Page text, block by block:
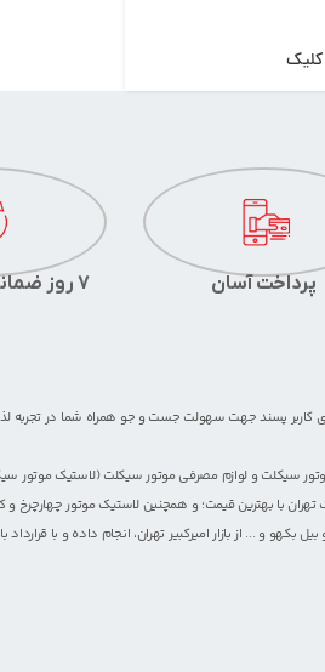
7 روز ضمانت بازگشت کالا پرداخت آسان
کاربر پسند جهت سهولت جست و جو همراه شما در تجربه
سیکلت و لوازم مصرفی موتور سیکلت(لاستیک موتور
تهران با بهترین قیمت؛ و همچنینلاستیک موتور چهارچرخ و
بیل بکهو و ... از بازار امیرکبیر تهران، انجام داده و با